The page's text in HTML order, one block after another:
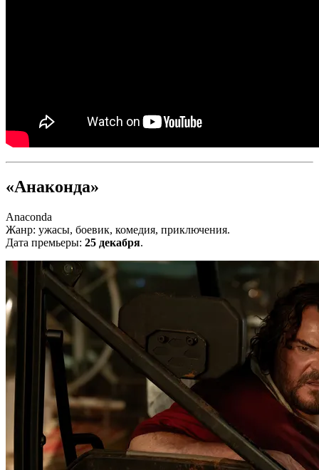
«Анаконда»
Anaconda
Жанр: ужасы, боевик, комедия, приключения.
Дата премьеры: 25 декабря.